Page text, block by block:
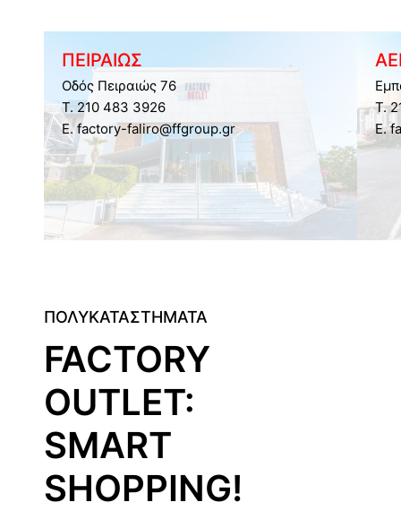
ΠΟΛΥΚΑΤΑΣΤΗΜΑΤΑ
FACTORY
OUTLET:
SMART
SHOPPING!
ΠΕΙΡΑΙΩΣ
Οδός Πειραιώς 76
Τ. 210 483 3926
E. factory-faliro@ffgroup.gr
Τ.
E.